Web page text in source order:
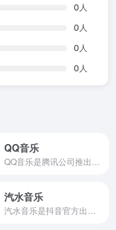
0 人
0 人
0 人
0 人
QQ音乐
汽水音乐